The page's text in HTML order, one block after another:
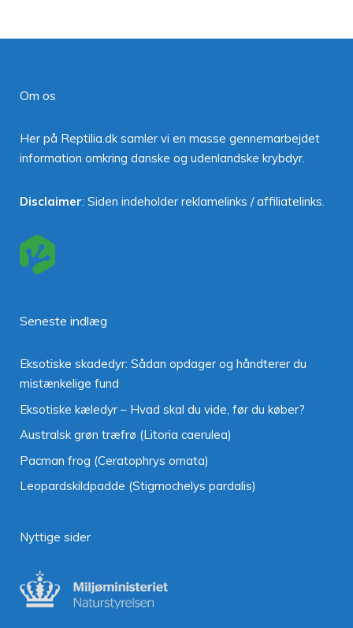
Om os
Her på Reptilia.dk samler vi en masse gennemarbejdet
information omkring danske og udenlandske krybdyr.
Disclaimer: Siden indeholder reklamelinks / affiliatelinks.
Seneste indlæg
Eksotiske skadedyr: Sådan opdager og håndterer du
mistænkelige fund
Eksotiske kæledyr – Hvad skal du vide, før du køber?
Australsk grøn træfrø (Litoria caerulea)
Pacman frog (Ceratophrys ornata)
Leopardskildpadde (Stigmochelys pardalis)
Nyttige sider